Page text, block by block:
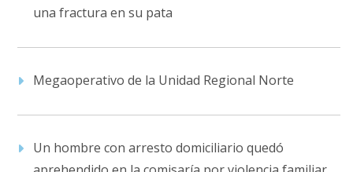
una fractura en su pata
Megaoperativo de la Unidad Regional Norte
Un hombre con arresto domiciliario quedó